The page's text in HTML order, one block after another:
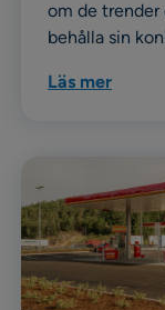
om de trender
behålla sin
Läs mer